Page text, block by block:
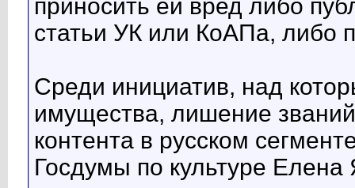
приносить ей вред либо
статьи УК или КоАПа, либо
Среди инициатив, над
имущества, лишение
контента в русском
Госдумы по культуре Елена